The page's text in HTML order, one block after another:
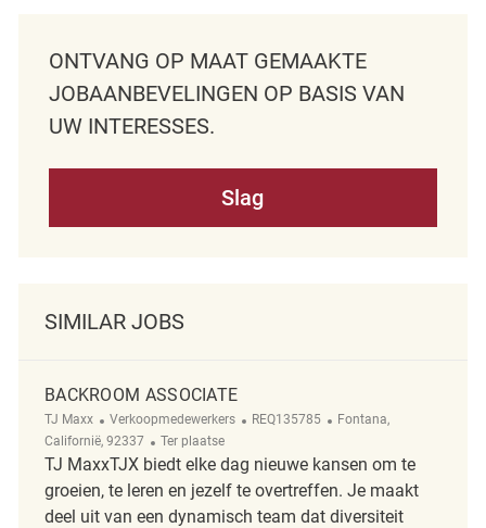
ONTVANG OP MAAT GEMAAKTE
JOBAANBEVELINGEN OP BASIS VAN
UW INTERESSES.
Slag
SIMILAR JOBS
BACKROOM ASSOCIATE
TJ Maxx Categorie
Verkoopmedewerkers ReqId
REQ135785 Plaats
Fontana,
Californië, 92337
Afgelegen
Ter plaatse
TJ MaxxTJX biedt elke dag nieuwe kansen om te
groeien, te leren en jezelf te overtreffen. Je maakt
deel uit van een dynamisch team dat diversiteit